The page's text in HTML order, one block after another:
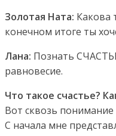
Золотая Ната: Какова
конечном итоге ты
Лана: Познать
равновесие.
Что такое счастье?
Вот сквозь
С начала мне